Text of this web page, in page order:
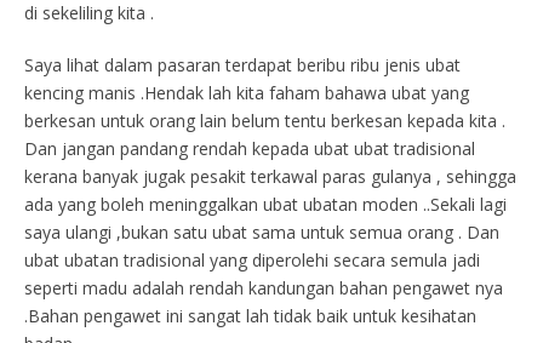
di sekeliling kita .
Saya lihat dalam pasaran terdapat beribu ribu jenis ubat
kencing manis .Hendak lah kita faham bahawa ubat yang
berkesan untuk orang lain belum tentu berkesan kepada kita .
Dan jangan pandang rendah kepada ubat ubat tradisional
kerana banyak jugak pesakit terkawal paras gulanya , sehingga
ada yang boleh meninggalkan ubat ubatan moden ..Sekali lagi
saya ulangi ,bukan satu ubat sama untuk semua orang . Dan
ubat ubatan tradisional yang diperolehi secara semula jadi
seperti madu adalah rendah kandungan bahan pengawet nya
.Bahan pengawet ini sangat lah tidak baik untuk kesihatan